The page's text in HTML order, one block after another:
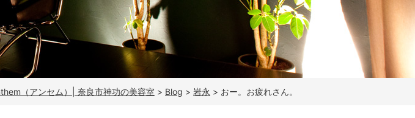
（アンセム）| 奈良市神功の美容室 > Blog > 岩永 > おー。お疲れさん。